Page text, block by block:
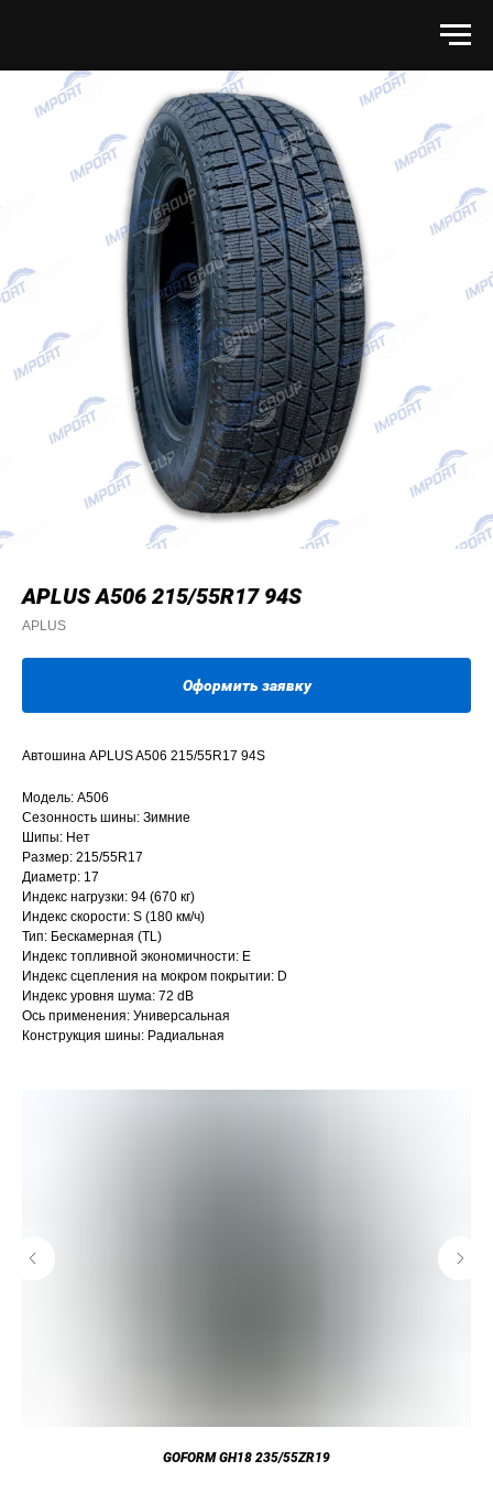
APLUS A506 215/55R17 94S
APLUS
Оформить заявку
Автошина APLUS A506 215/55R17 94S
Модель: A506
Сезонность шины: Зимние
Шипы: Нет
Размер: 215/55R17
Диаметр: 17
Индекс нагрузки: 94 (670 кг)
Индекс скорости: S (180 км/ч)
Тип: Бескамерная (TL)
Индекс топливной экономичности: E
Индекс сцепления на мокром покрытии: D
Индекс уровня шума: 72 dB
Ось применения: Универсальная
Конструкция шины: Радиальная
GOFORM GH18 235/55ZR19